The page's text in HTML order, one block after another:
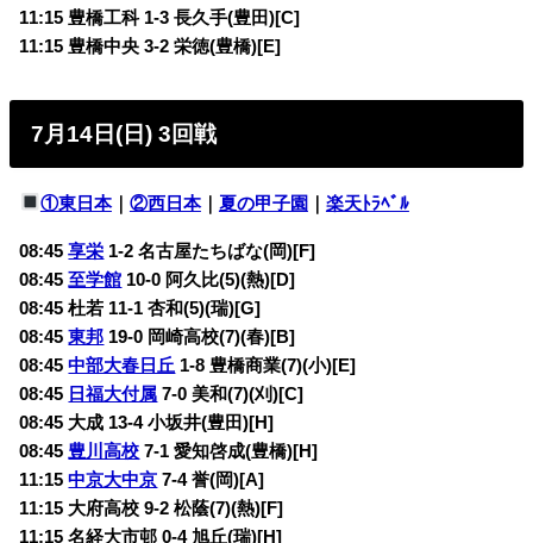
11:15 豊橋工科 1-3長久手(豊田)[C]
11:15 豊橋中央 3-2 栄徳(豊橋)[E]
7月14日(日) 3回戦
①東日本｜ ②西日本｜ 夏の甲子園 ｜ 楽天ﾄﾗﾍﾞﾙ
08:45享栄 1-2 名古屋たちばな(岡)[F]
08:45至学館 10-0 阿久比(5)(熱)[D]
08:45 杜若 11-1 杏和(5)(瑞)[G]
08:45東邦 19-0 岡崎高校(7)(春)[B]
08:45中部大春日丘 1-8 豊橋商業(7)(小)[E]
08:45 日福大付属 7-0 美和(7)(刈)[C]
08:45 大成 13-4 小坂井(豊田)[H]
08:45豊川高校 7-1 愛知啓成(豊橋)[H]
11:15中京大中京 7-4 誉(岡)[A]
11:15 大府高校 9-2 松蔭(7)(熱)[F]
11:15 名経大市邨 0-4 旭丘(瑞)[H]